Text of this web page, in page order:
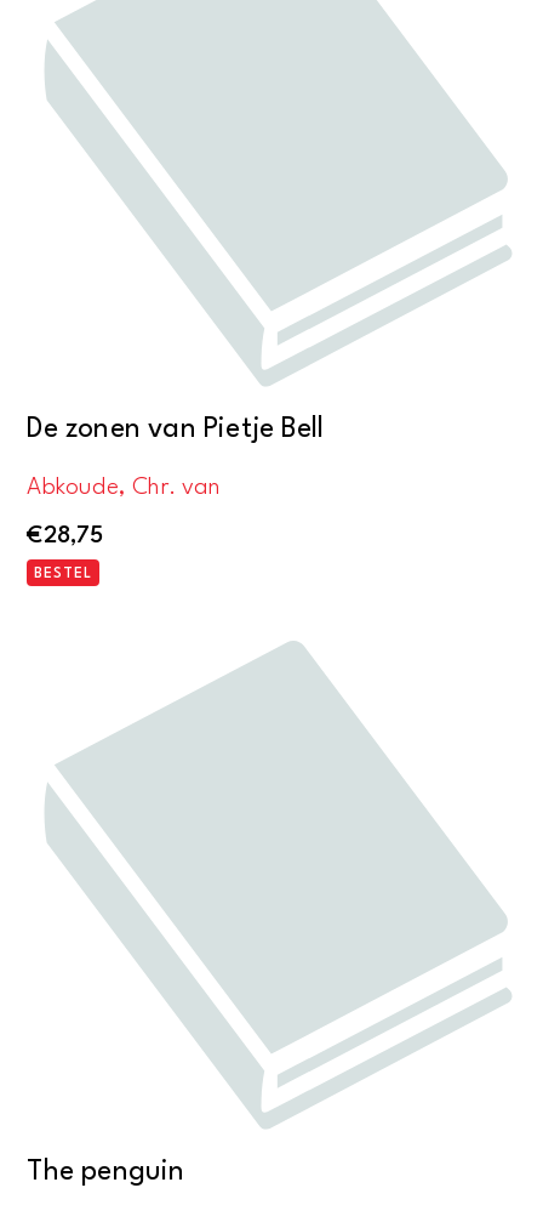
De zonen van Pietje Bell
Abkoude, Chr. van
€28,75
BESTEL
The penguin